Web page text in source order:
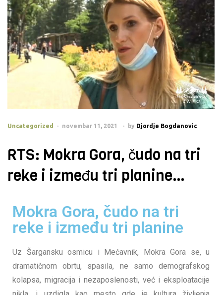
Uncategorized novembar 11, 2021 by Djordje Bogdanovic
RTS: Mokra Gora, čudo na tri
reke i između tri planine…
Mokra Gora, čudo na tri
reke i između tri planine
Uz Šargansku osmicu i Mećavnik, Mokra Gora se, u
dramatičnom obrtu, spasila, ne samo demografskog
kolapsa, migracija i nezaposlenosti, već i eksploatacije